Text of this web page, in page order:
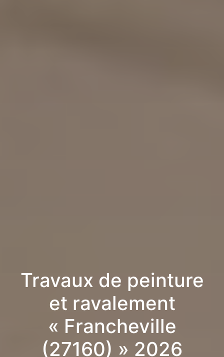
Travaux de peinture
et ravalement
« Francheville
(27160) » 2026